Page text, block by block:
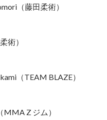
（藤田柔術）
術）
（TEAM BLAZE）
Z ジム）